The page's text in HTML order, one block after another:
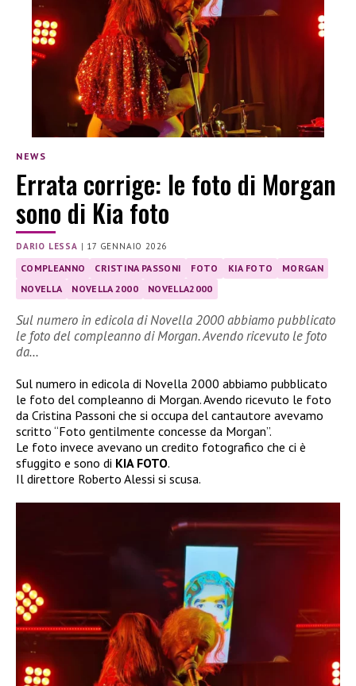
NEWS
Errata corrige: le foto di Morgan
sono di Kia foto
DARIO LESSA | 17 GENNAIO 2026
COMPLEANNO CRISTINA PASSONI FOTO KIA FOTO
MORGAN
NOVELLA
NOVELLA 2000 NOVELLA2000
Sul numero in edicola di Novella 2000 abbiamo pubblicato
le foto del compleanno di Morgan. Avendo ricevuto le foto
da…
Sul numero in edicola di Novella 2000 abbiamo pubblicato
le foto del compleanno di Morgan. Avendo ricevuto le foto
da Cristina Passoni che si occupa del cantautore avevamo
scritto “Foto gentilmente concesse da Morgan”.
Le foto invece avevano un credito fotografico che ci è
sfuggito e sono di KIA FOTO.
Il direttore Roberto Alessi si scusa.